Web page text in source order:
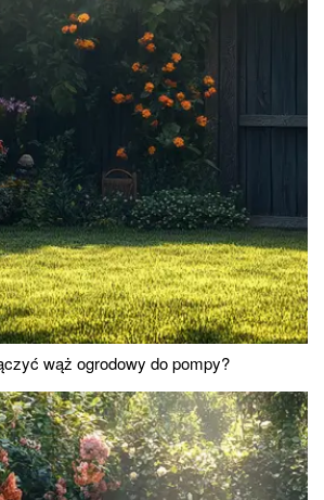
wąż ogrodowy do pompy?